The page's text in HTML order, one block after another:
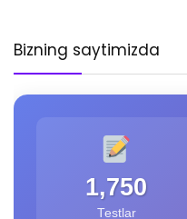
Bizning saytimizda
1,750
Testlar